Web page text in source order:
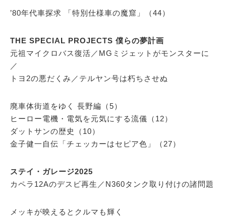
’80年代車探求 「特別仕様車の魔窟」（44）
THE SPECIAL PROJECTS 僕らの夢計画
元祖マイクロバス復活／MGミジェットがモンスターに
／
トヨ2の悪だくみ／テルヤン号は朽ちさせぬ
廃車体街道をゆく 長野編（5）
ヒーロー電機・電気を元気にする流儀（12）
ダットサンの歴史（10）
金子健一自伝「チェッカーはセピア色」（27）
ステイ・ガレージ2025
カペラ12Aのデスビ再生／N360タンク取り付けの諸問題
メッキが映えるとクルマも輝く